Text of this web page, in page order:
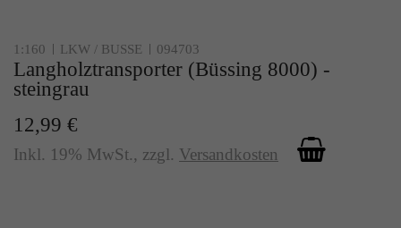
1:160 LKW / BUSSE 094703
Langholztransporter (Büssing 8000) -
steingrau
12,99 €
Inkl. 19% MwSt., zzgl. Versandkosten